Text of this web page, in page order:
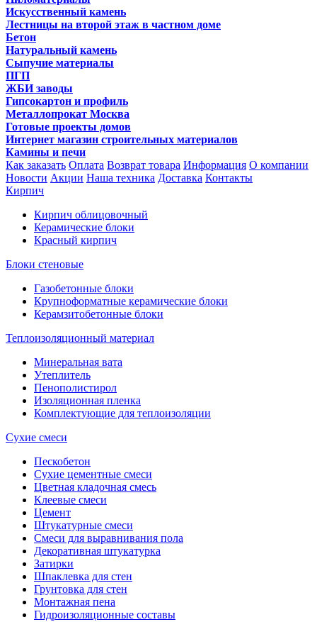
Искусственный камень
Лестницы на второй этаж в частном доме
Бетон
Натуральный камень
Сыпучие материалы
ПГП
ЖБИ заводы
Гипсокартон и профиль
Металлопрокат Москва
Готовые проекты домов
Интернет магазин строительных материалов
Камины и печи
Как заказать Оплата Возврат товара Информация О компании
Новости Акции Наша техника Доставка Контакты
Кирпич
Кирпич облицовочный
Керамические блоки
Красный кирпич
Блоки стеновые
Газобетонные блоки
Крупноформатные керамические блоки
Керамзитобетонные блоки
Теплоизоляционный материал
Минеральная вата
Утеплитель
Пенополистирол
Изоляционная пленка
Комплектующие для теплоизоляции
Сухие смеси
Пескобетон
Сухие цементные смеси
Цветная кладочная смесь
Клеевые смеси
Цемент
Штукатурные смеси
Смеси для выравнивания пола
Декоративная штукатурка
Затирки
Шпаклевка для стен
Грунтовка для стен
Монтажная пена
Гидроизоляционные составы